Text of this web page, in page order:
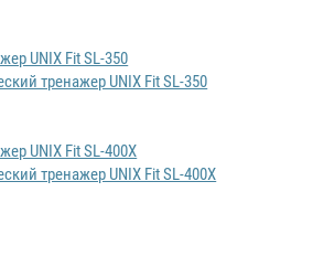
тренажер UNIX Fit SL-350
тренажер UNIX Fit SL-400X